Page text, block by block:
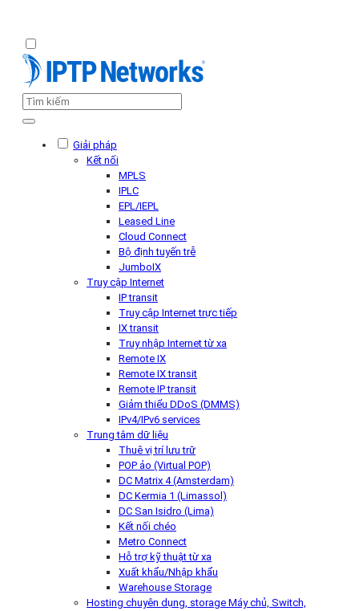
Giải pháp
Kết nối
MPLS
IPLC
EPL/IEPL
Leased Line
Cloud Connect
Bộ định tuyến trễ
JumboIX
Truy cập Internet
IP transit
Truy cập Internet trực tiếp
IX transit
Truy nhập Internet từ xa
Remote IX
Remote IX transit
Remote IP transit
Giảm thiểu DDoS (DMMS)
IPv4/IPv6 services
Trung tâm dữ liệu
Thuê vị trí lưu trữ
POP ảo (Virtual POP)
DC Matrix 4 (Amsterdam)
DC Kermia 1 (Limassol)
DC San Isidro (Lima)
Kết nối chéo
Metro Connect
Hỗ trợ kỹ thuật từ xa
Xuất khẩu/Nhập khẩu
Warehouse Storage
Hosting chuyên dụng, storage Máy chủ, Switch,